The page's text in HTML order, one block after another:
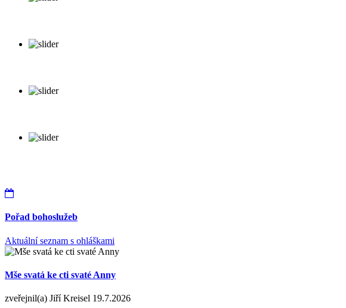
Pořad bohoslužeb
Aktuální seznam s ohláškami
Mše svatá ke cti svaté Anny
zveřejnil(a) Jiří Kreisel 19.7.2026